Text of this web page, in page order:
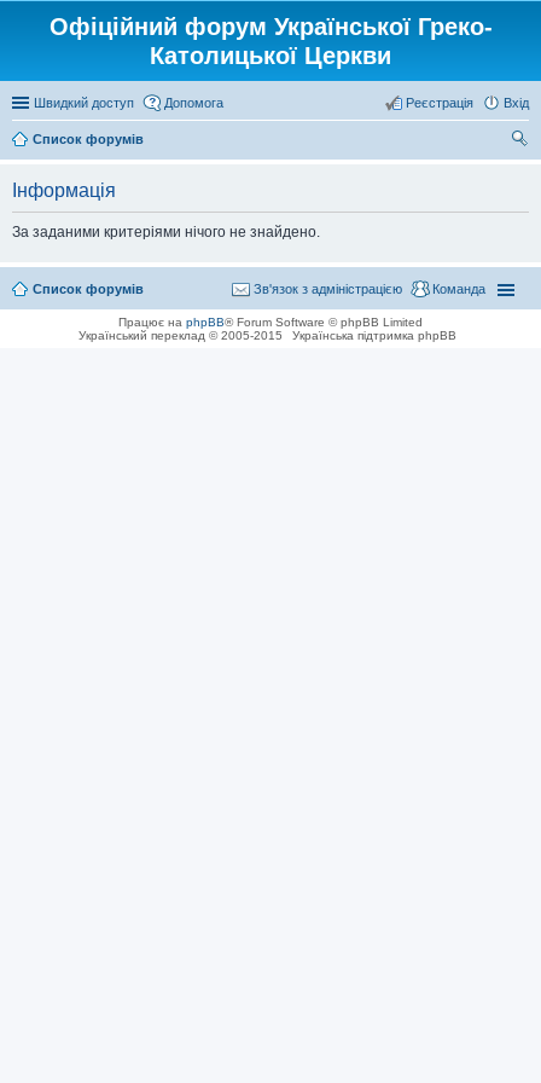
Офіційний форум Української Греко-
Католицької Церкви
Швидкий доступ Допомога Вхід
Реєстрація
Список форумів
Інформація
За заданими критеріями нічого не знайдено.
Список форумів Команда
Зв'язок з адміністрацією
Працює на phpBB® Forum Software © phpBB Limited
Український переклад © 2005-2015
Українська підтримка phpBB